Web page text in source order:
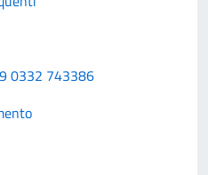
0332 743386